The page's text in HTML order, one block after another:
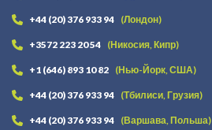
+44 (20) 376 933 94 (Лондон)
+3572 223 20 54 (Никосия, Кипр)
+1 (646) 893 10 82 (Нью-Йорк, США)
+44 (20) 376 933 94 (Тбилиси, Грузия)
+44 (20) 376 933 94 (Варшава, Польша)